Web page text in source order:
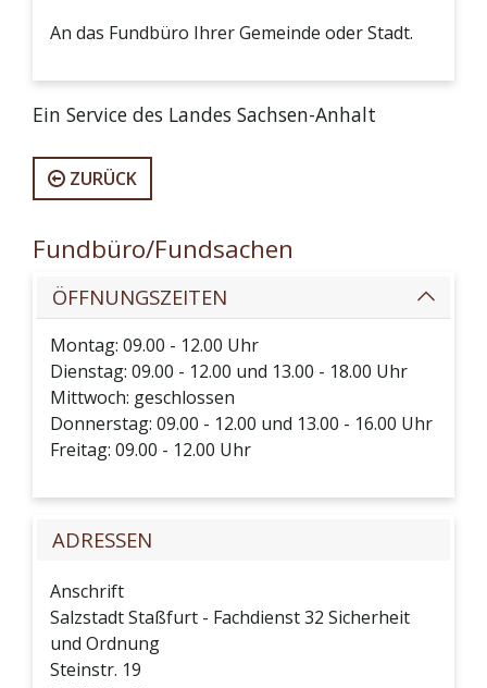
An das Fundbüro Ihrer Gemeinde oder Stadt.
Ein Service des Landes Sachsen-Anhalt
ZURÜCK
Fundbüro/Fundsachen
ÖFFNUNGSZEITEN
Montag: 09.00 - 12.00 Uhr
Dienstag: 09.00 - 12.00 und 13.00 - 18.00 Uhr
Mittwoch: geschlossen
Donnerstag: 09.00 - 12.00 und 13.00 - 16.00 Uhr
Freitag: 09.00 - 12.00 Uhr
ADRESSEN
Anschrift
Salzstadt Staßfurt - Fachdienst 32 Sicherheit
und Ordnung
Steinstr. 19